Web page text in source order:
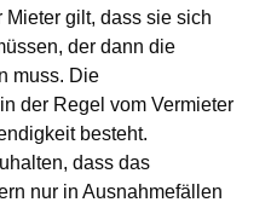
Mieter gilt, dass sie sich
der dann die
muss. Die
der Regel vom Vermieter
besteht.
dass das
nur in Ausnahmefällen